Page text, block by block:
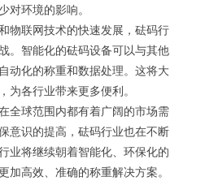
对环境的影响。
物联网技术的快速发展，砝码行
。智能化的砝码设备可以与其他
动化的称重和数据处理。这将大
为各行业带来更多便利。
全球范围内都有着广阔的市场需
意识的提高，砝码行业也在不断
业将继续朝着智能化、环保化的
加高效、准确的称重解决方案。